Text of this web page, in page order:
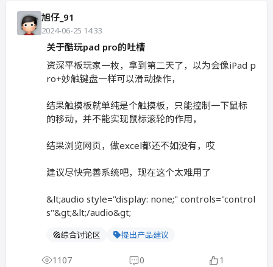
旭仔_91
2024-06-25 14:33
关于酷玩pad pro的吐槽
资深平板玩家一枚，拿到第二天了，以为会像iPad p
ro+妙触键盘一样可以滑动操作，
结果触摸板就单纯是个触摸板，只能控制一下鼠标
的移动，并不能实现鼠标滚轮的作用，
结果浏览网页，做excel都还不如没有，哎
建议尽快完善系统吧，现在这个太难用了
&lt;audio style="display: none;" controls="control
s"&gt;&lt;/audio&gt;
综合讨论区 提出产品建议
1107 0 1